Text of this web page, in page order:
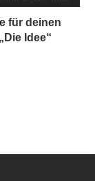
für deinen
Idee“